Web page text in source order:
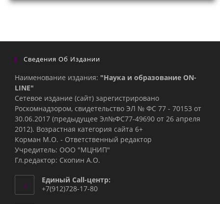
Сведения Об Издании
Наименование издания: "Наука и образование ON-
LINE"
Сетевое издание (сайт) зарегистрировано
Роскомнадзором, свидетельство ЭЛ № ФС 77 - 70153 от
30.06.2017 (предыдущее Эл№ФC77-49690 от 26 апреля
2012). Возрастная категория сайта 6+
Корман М.О. - Ответственный редактор
Учредитель: ООО "МЦНИП"
Гл.редактор: Скопин А.О.
Единый Call-центр:
+7(912)728-17-80